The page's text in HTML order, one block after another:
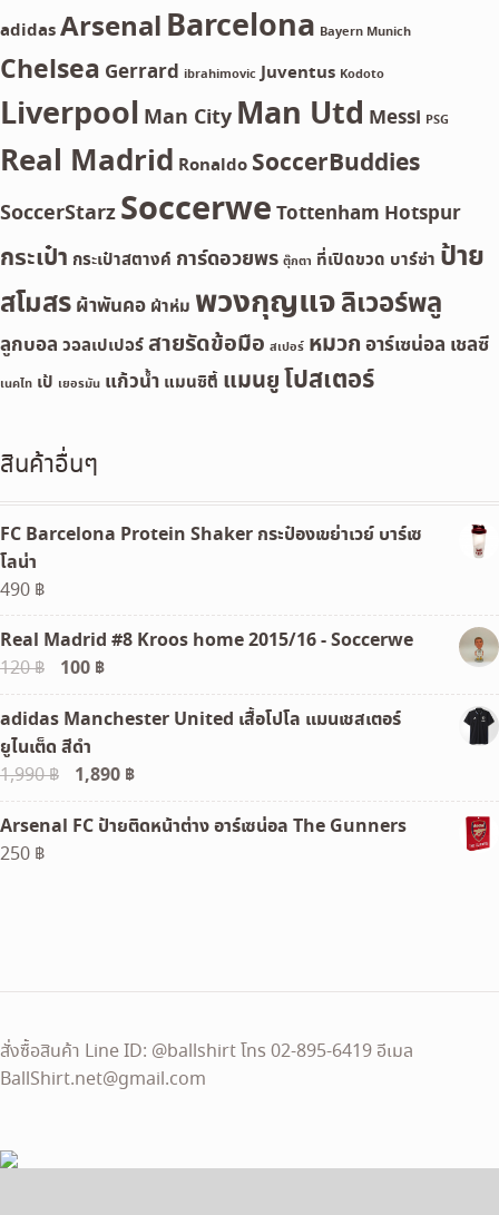
adidasArsenalBarcelona Bayern Munich
Chelsea Gerrard ibrahimovic Juventus Kodoto
Liverpool Man City Man Utd Messi PSG
Real Madrid Ronaldo SoccerBuddies
SoccerStarzSoccerwe Tottenham Hotspur
กระเป๋า กระเป๋าสตางค์ การ์ดอวยพร ตุ๊กตา ที่เปิดขวด บาร์ซ่า ป้าย
สโมสร ผ้าพันคอ ผ้าห่ม พวงกุญแจลิเวอร์พลู
ลูกบอล วอลเปเปอร์สายรัดข้อมือ สเปอร์ หมวก อาร์เซน่อล เชลซี
เนคไท เป้ เยอรมัน แก้วน้ำ แมนซิตี้ แมนยูโปสเตอร์
สินค้าอื่นๆ
FC Barcelona Protein Shaker กระป๋องเขย่าเวย์ บาร์เซ
โลน่า
490 ฿
Real Madrid #8 Kroos home 2015/16 - Soccerwe
120฿
Original
price
was:
120 ฿.
100 ฿Current
price
is:
adidas Manchester United เสื้อโปโล แมนเชสเตอร์
ยูไนเต็ด สีดำ
1,990฿
Original
price
was:
1,890 ฿Current
price
is:
Arsenal FC ป้ายติดหน้าต่าง อาร์เซน่อล The Gunners
250 ฿
สั่งซื้อสินค้า Line ID: @ballshirt โทร 02-895-6419 อีเมล
BallShirt.net@gmail.com